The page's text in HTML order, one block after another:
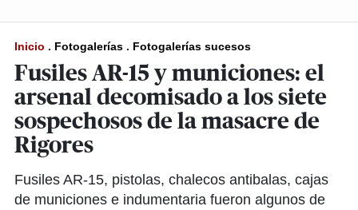
Inicio . Fotogalerías . Fotogalerías sucesos
Fusiles AR-15 y municiones: el
arsenal decomisado a los siete
sospechosos de la masacre de
Rigores
Fusiles AR-15, pistolas, chalecos antibalas, cajas
de municiones e indumentaria fueron algunos de